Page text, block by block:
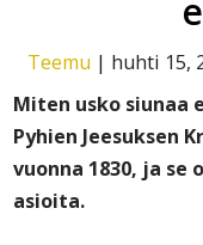
Teemu | huhti 15,
Miten usko siunaa
Pyhien Jeesuksen
vuonna 1830, ja
asioita.